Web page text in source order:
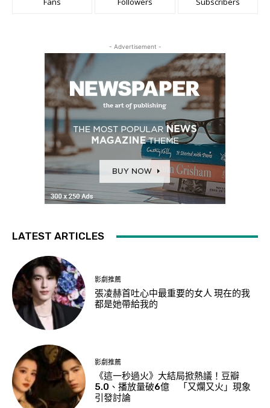
- Advertisement -
LATEST ARTICLES
影劇推薦
張凌赫首吐心中最重要的女人 現在的我
都是她帶給我的
影劇推薦
《這一秒過火》大結局掀熱議！豆瓣
5.0、播放量破6億 「又爛又火」現象
引發討論